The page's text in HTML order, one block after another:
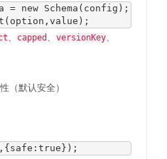
= new Schema ( config );
( option , value );
、 capped 、 versionKey、
默认安全）
safe : true });